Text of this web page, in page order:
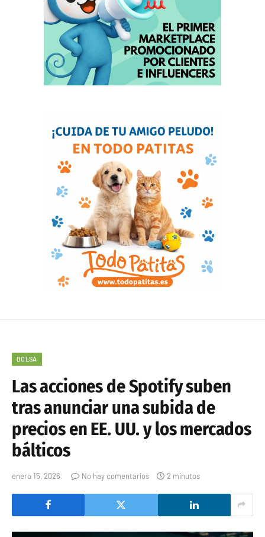
BOLSA
Las acciones de Spotify suben
tras anunciar una subida de
precios en EE. UU. y los mercados
bálticos
enero 15, 2026 No hay comentarios 2 minutos